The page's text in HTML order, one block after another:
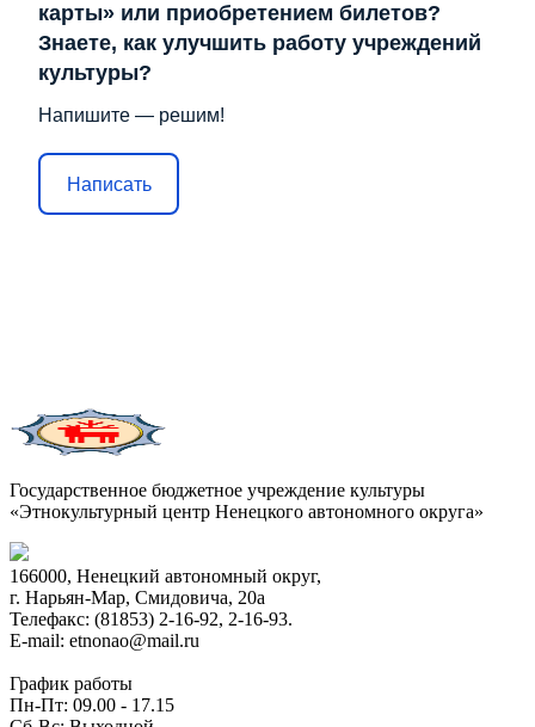
карты» или приобретением билетов?
Знаете, как улучшить работу учреждений
культуры?
Напишите — решим!
Написать
Государственное бюджетное учреждение культуры
«Этнокультурный центр Ненецкого автономного округа»
166000, Ненецкий автономный округ,
г. Нарьян-Мар, Смидовича, 20а
Телефакс: (81853) 2-16-92, 2-16-93.
E-mail: etnonao@mail.ru
График работы
Пн-Пт: 09.00 - 17.15